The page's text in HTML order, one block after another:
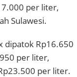
per liter,
Sulawesi.
dipatok Rp16.650
per liter,
per liter.